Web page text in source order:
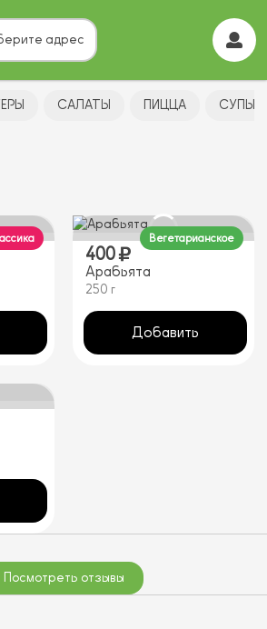
адрес
САЛАТЫ ПИЦЦА СУПЫ
400
Арабьята
250 г
Добавить
Вегетарианское
Посмотреть отзывы